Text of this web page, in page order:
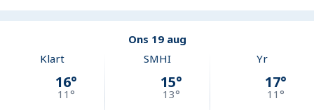
Ons 19 aug
Klart
16°
11°
SMHI
15°
13°
Yr
17°
11°